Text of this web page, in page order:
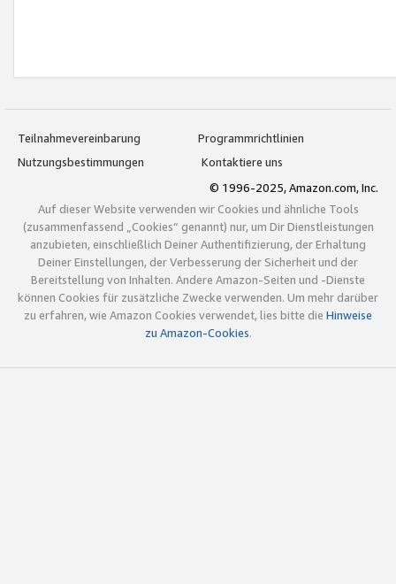
Teilnahmevereinbarung
Programmrichtlinien
Nutzungsbestimmungen
Kontaktiere uns
© 1996-2025, Amazon.com, Inc.
Auf dieser Website verwenden wir Cookies und ähnliche Tools
(zusammenfassend „Cookies“ genannt) nur, um Dir Dienstleistungen
anzubieten, einschließlich Deiner Authentifizierung, der Erhaltung
Deiner Einstellungen, der Verbesserung der Sicherheit und der
Bereitstellung von Inhalten. Andere Amazon-Seiten und -Dienste
können Cookies für zusätzliche Zwecke verwenden. Um mehr darüber
zu erfahren, wie Amazon Cookies verwendet, lies bitte die Hinweise
zu Amazon-Cookies.